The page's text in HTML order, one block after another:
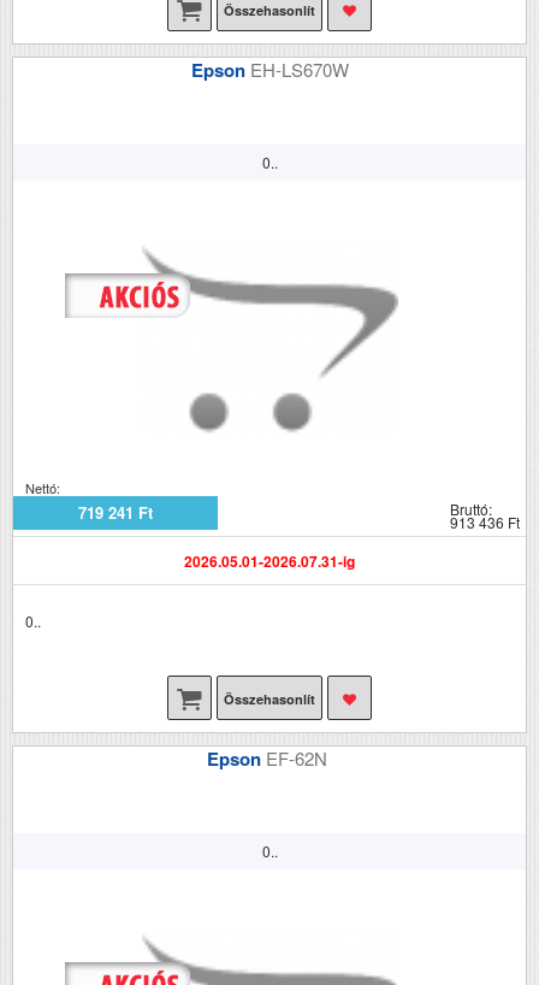
Összehasonlít
Epson EH-LS670W
0..
Nettó:
719 241 Ft Bruttó:
913 436 Ft
2026.05.01-2026.07.31-ig
0..
Összehasonlít
Epson EF-62N
0..